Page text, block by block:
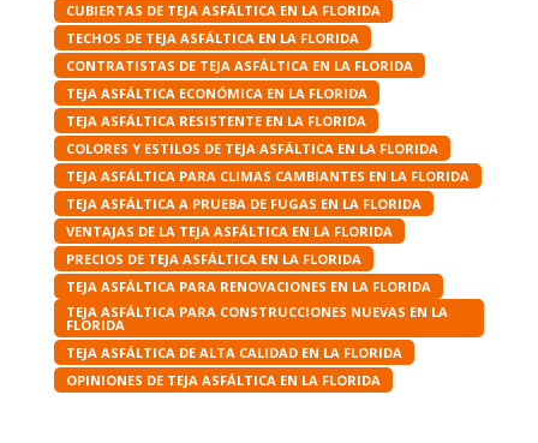
CUBIERTAS DE TEJA ASFÁLTICA EN LA FLORIDA
TECHOS DE TEJA ASFÁLTICA EN LA FLORIDA
CONTRATISTAS DE TEJA ASFÁLTICA EN LA FLORIDA
TEJA ASFÁLTICA ECONÓMICA EN LA FLORIDA
TEJA ASFÁLTICA RESISTENTE EN LA FLORIDA
COLORES Y ESTILOS DE TEJA ASFÁLTICA EN LA FLORIDA
TEJA ASFÁLTICA PARA CLIMAS CAMBIANTES EN LA FLORIDA
TEJA ASFÁLTICA A PRUEBA DE FUGAS EN LA FLORIDA
VENTAJAS DE LA TEJA ASFÁLTICA EN LA FLORIDA
PRECIOS DE TEJA ASFÁLTICA EN LA FLORIDA
TEJA ASFÁLTICA PARA RENOVACIONES EN LA FLORIDA
TEJA ASFÁLTICA PARA CONSTRUCCIONES NUEVAS EN LA
FLORIDA
TEJA ASFÁLTICA DE ALTA CALIDAD EN LA FLORIDA
OPINIONES DE TEJA ASFÁLTICA EN LA FLORIDA